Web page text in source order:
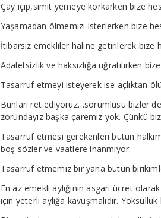
Çay içip,simit yemeye korkarken bize
Yaşamadan ölmemizi isterlerken bize
İtibarsız emekliler haline getirilerek bize
Adaletsizlik ve haksızlığa uğratılırken
Tasarruf etmeyi isteyerek ise açlıktan
Bunları ret ediyoruz…sorumlusu bizler
zorundayız başka çaremiz yok. Çünkü
Tasarruf etmesi gerekenleri bütün
boş sözler ve vaatlere inanmıyor.
Tasarruf etmemiz bir yana bütün
En az emekli aylığının asgari ücret
için yeterli aylığa kavuşmalıdır.